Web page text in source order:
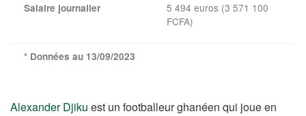
Salaire journalier
5 494 euros (3 571 100
FCFA)
* Données au 13/09/2023
Alexander Djiku est un footballeur ghanéen qui joue en